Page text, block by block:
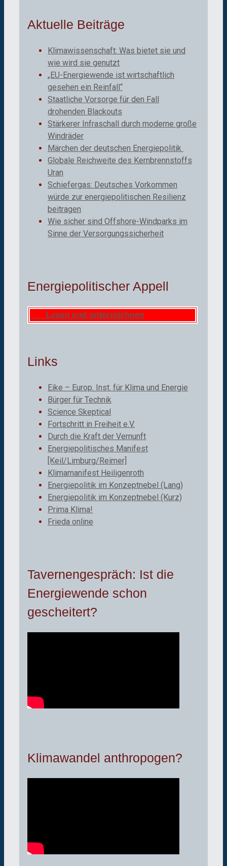
Aktuelle Beiträge
Klimawissenschaft: Was bietet sie und
wie wird sie genutzt
„EU-Energiewende ist wirtschaftlich
gesehen ein Reinfall“
Staatliche Vorsorge für den Fall
drohenden Blackouts
Stärkerer Infraschall durch moderne große
Windräder
Märchen der deutschen Energiepolitik
Globale Reichweite des Kernbrennstoffs
Uran
Schiefergas: Deutsches Vorkommen
würde zur energiepolitischen Resilienz
beitragen
Wie sicher sind Offshore-Windparks im
Sinne der Versorgungssicherheit
Energiepolitischer Appell
Lesen und unterzeichnen
Links
Eike – Europ. Inst. für Klima und Energie
Bürger für Technik
Science Skeptical
Fortschritt in Freiheit e.V.
Durch die Kraft der Vernunft
Energiepolitisches Manifest
[Keil/Limburg/Reimer]
Klimamanifest Heiligenroth
Energiepolitik im Konzeptnebel (Lang)
Energiepolitik im Konzeptnebel (Kurz)
Prima Klima!
Frieda online
Tavernengespräch: Ist die
Energiewende schon
gescheitert?
Klimawandel anthropogen?